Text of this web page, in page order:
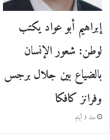
إبراهيم أبو عواد يكتب
لوطن: شعور الإنسان
بالضياع بين جلال برجس
وفرانز كافكا
منذ 3 أيام